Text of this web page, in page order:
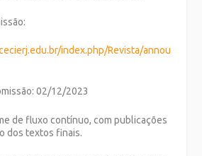
index.php/Revista/annou
02/12/2023
de fluxo contínuo, com publicações
dos textos finais.